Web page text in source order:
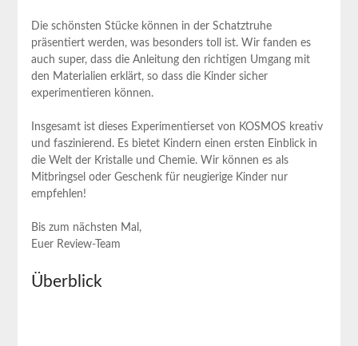
Die schönsten Stücke ⁤können in der Schatztruhe
präsentiert werden, was besonders ⁤toll ist. Wir fanden es
auch super, dass die⁤ Anleitung den richtigen Umgang⁢ mit
den Materialien erklärt, so dass die Kinder sicher
experimentieren können.
Insgesamt ist dieses ​Experimentierset von​ KOSMOS kreativ
und faszinierend. Es bietet Kindern einen ersten Einblick in
die Welt der Kristalle⁤ und Chemie. Wir können es ​als
Mitbringsel oder Geschenk für ⁤neugierige‌ Kinder nur
‍empfehlen!
Bis zum ‌nächsten Mal,
Euer Review-Team
Überblick